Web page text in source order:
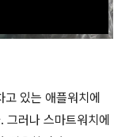
있는 애플워치에
그러나 스마트워치에